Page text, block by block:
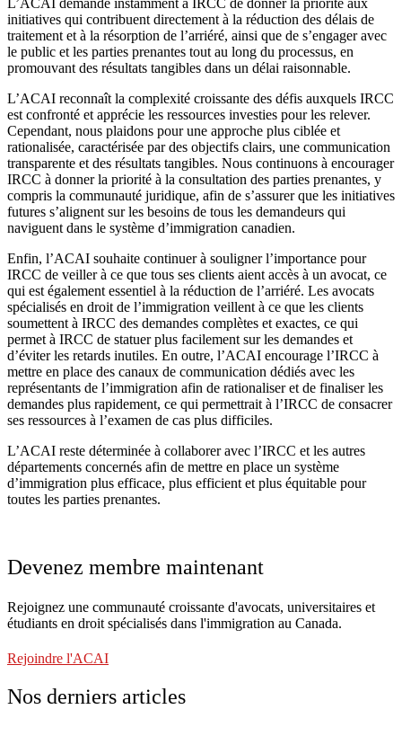
initiatives qui contribuent directement à la réduction des délais de
traitement et à la résorption de l’arriéré, ainsi que de s’engager avec
le public et les parties prenantes tout au long du processus, en
promouvant des résultats tangibles dans un délai raisonnable.
L’ACAI reconnaît la complexité croissante des défis auxquels IRCC
est confronté et apprécie les ressources investies pour les relever.
Cependant, nous plaidons pour une approche plus ciblée et
rationalisée, caractérisée par des objectifs clairs, une communication
transparente et des résultats tangibles. Nous continuons à encourager
IRCC à donner la priorité à la consultation des parties prenantes, y
compris la communauté juridique, afin de s’assurer que les initiatives
futures s’alignent sur les besoins de tous les demandeurs qui
naviguent dans le système d’immigration canadien.
Enfin, l’ACAI souhaite continuer à souligner l’importance pour
IRCC de veiller à ce que tous ses clients aient accès à un avocat, ce
qui est également essentiel à la réduction de l’arriéré. Les avocats
spécialisés en droit de l’immigration veillent à ce que les clients
soumettent à IRCC des demandes complètes et exactes, ce qui
permet à IRCC de statuer plus facilement sur les demandes et
d’éviter les retards inutiles. En outre, l’ACAI encourage l’IRCC à
mettre en place des canaux de communication dédiés avec les
représentants de l’immigration afin de rationaliser et de finaliser les
demandes plus rapidement, ce qui permettrait à l’IRCC de consacrer
ses ressources à l’examen de cas plus difficiles.
L’ACAI reste déterminée à collaborer avec l’IRCC et les autres
départements concernés afin de mettre en place un système
d’immigration plus efficace, plus efficient et plus équitable pour
toutes les parties prenantes.
Devenez membre maintenant
Rejoignez une communauté croissante d'avocats, universitaires et
étudiants en droit spécialisés dans l'immigration au Canada.
Rejoindre l'ACAI
Nos derniers articles